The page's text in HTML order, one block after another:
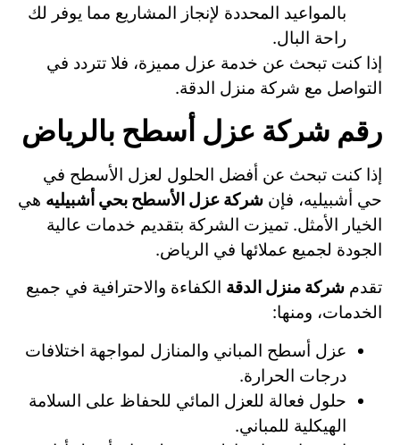
بالمواعيد المحددة لإنجاز المشاريع مما يوفر لك
راحة البال.
إذا كنت تبحث عن خدمة عزل مميزة، فلا تتردد في
التواصل مع شركة منزل الدقة.
رقم شركة عزل أسطح بالرياض
إذا كنت تبحث عن أفضل الحلول لعزل الأسطح في
حي أشبيليه، فإن شركة عزل الأسطح بحي أشبيليه هي
الخيار الأمثل. تميزت الشركة بتقديم خدمات عالية
الجودة لجميع عملائها في الرياض.
تقدم شركة منزل الدقة الكفاءة والاحترافية في جميع
الخدمات، ومنها:
عزل أسطح المباني والمنازل لمواجهة اختلافات
درجات الحرارة.
حلول فعالة للعزل المائي للحفاظ على السلامة
الهيكلية للمباني.